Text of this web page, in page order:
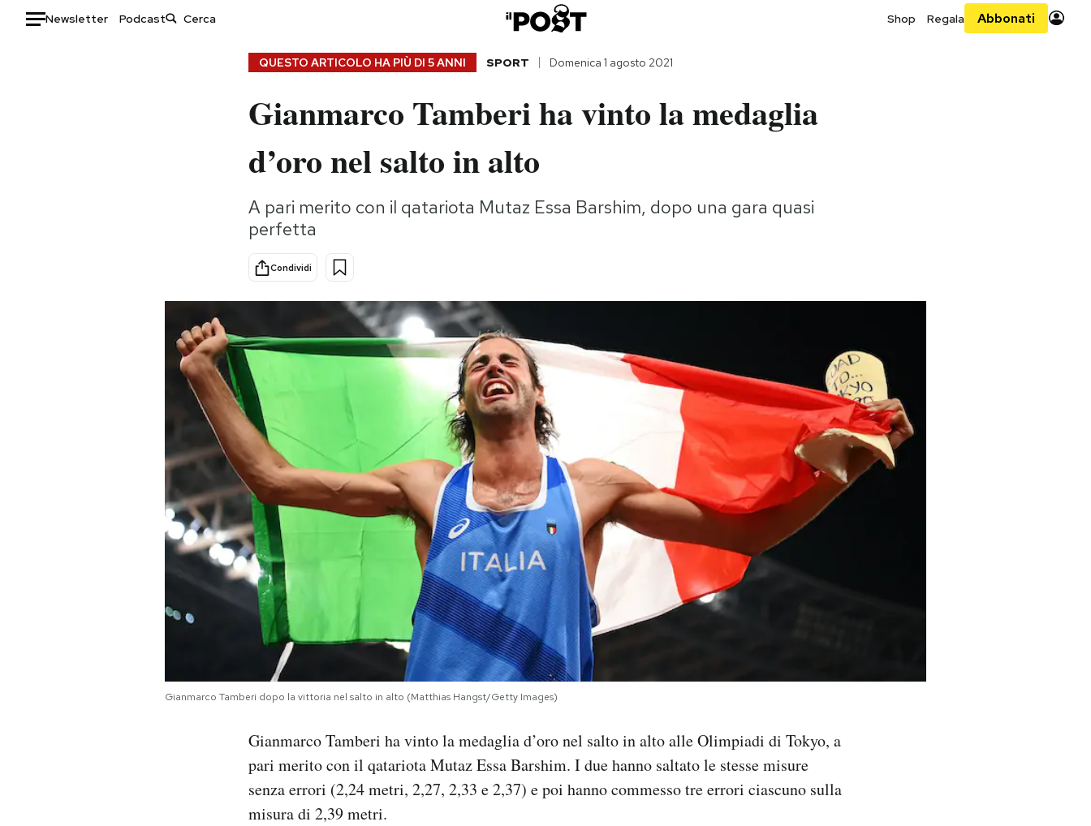
Newsletter Podcast Shop Regala Abbonati
Storie/Idee
Ok Boomer!
Altrecose
Mondiali calcio 2026
QUESTO ARTICOLO HA PIÙ DI 5 ANNI SPORT Domenica 1 agosto 2021
Gianmarco Tamberi ha vinto la medaglia
d’oro nel salto in alto
A pari merito con il qatariota Mutaz Essa Barshim, dopo una gara quasi
perfetta
Condividi
Gianmarco Tamberi dopo la vittoria nel salto in alto (Matthias Hangst/Getty Images)
Gianmarco Tamberi ha vinto la medaglia d’oro nel salto in alto alle Olimpiadi di Tokyo, a
pari merito con il qatariota Mutaz Essa Barshim. I due hanno saltato le stesse misure
senza errori (2,24 metri, 2,27, 2,33 e 2,37) e poi hanno commesso tre errori ciascuno sulla
misura di 2,39 metri.